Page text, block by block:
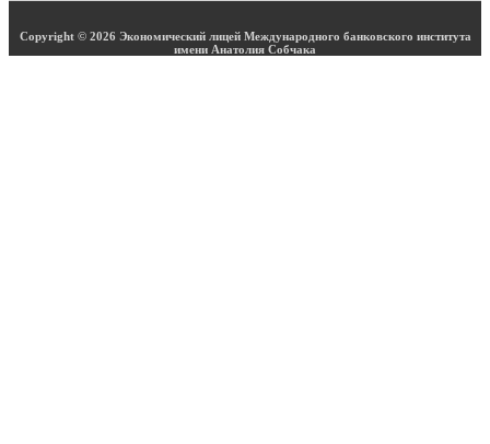
Copyright © 2026 Экономический лицей Международного банковского института
имени Анатолия Собчака